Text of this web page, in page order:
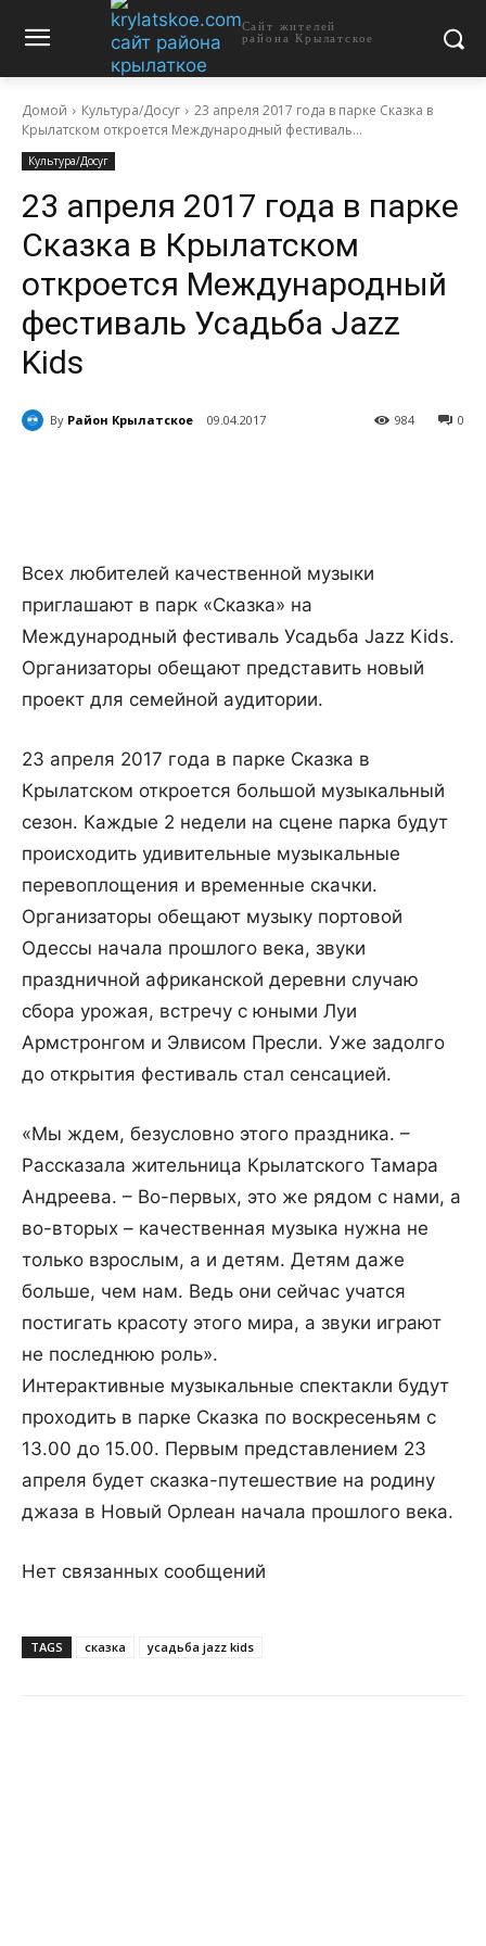
Сайт жителей
района Крылатское
Домой Культура/Досуг
23 апреля 2017 года в парке Сказка в
Крылатском откроется Международный фестиваль...
Культура/Досуг
23 апреля 2017 года в парке
Сказка в Крылатском
откроется Международный
фестиваль Усадьба Jazz
Kids
By Район Крылатское 09.04.2017 0
984
Всех любителей качественной музыки
приглашают в парк «Сказка» на
Международный фестиваль Усадьба Jazz Kids.
Организаторы обещают представить новый
проект для семейной аудитории.
23 апреля 2017 года в парке Сказка в
Крылатском откроется большой музыкальный
сезон. Каждые 2 недели на сцене парка будут
происходить удивительные музыкальные
перевоплощения и временные скачки.
Организаторы обещают музыку портовой
Одессы начала прошлого века, звуки
праздничной африканской деревни случаю
сбора урожая, встречу с юными Луи
Армстронгом и Элвисом Пресли. Уже задолго
до открытия фестиваль стал сенсацией.
«Мы ждем, безусловно этого праздника. –
Рассказала жительница Крылатского Тамара
Андреева. – Во-первых, это же рядом с нами, а
во-вторых – качественная музыка нужна не
только взрослым, а и детям. Детям даже
больше, чем нам. Ведь они сейчас учатся
постигать красоту этого мира, а звуки играют
не последнюю роль».
Интерактивные музыкальные спектакли будут
проходить в парке Сказка по воскресеньям с
13.00 до 15.00. Первым представлением 23
апреля будет сказка-путешествие на родину
джаза в Новый Орлеан начала прошлого века.
Нет связанных сообщений
TAGS сказка усадьба jazz kids